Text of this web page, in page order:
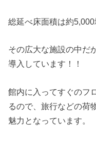
総延べ床面積は約
その広大な施設の中だ
導入しています！！
館内に入ってすぐのフ
るので、旅行などの荷
魅力となっています。